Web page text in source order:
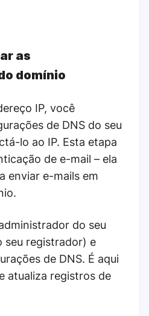
as
domínio
IP, você
de DNS do seu
lo ao IP. Esta etapa
de e-mail – ela
enviar e-mails em
do seu
seu registrador) e
de DNS. É aqui
atualiza registros de